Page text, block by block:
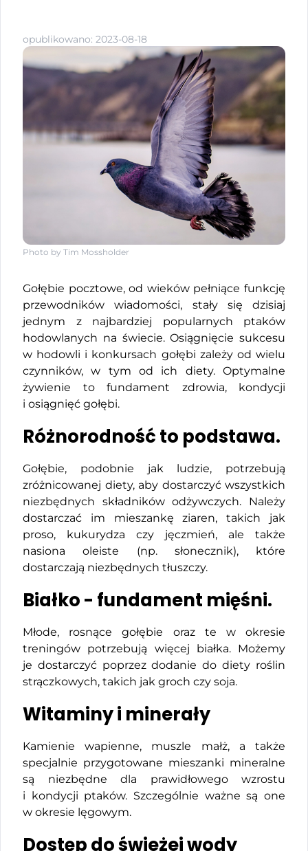
opublikowano: 2023-08-18
Photo by Tim Mossholder
Gołębie pocztowe, od wieków pełniące funkcję
przewodników wiadomości, stały się dzisiaj
jednym z najbardziej popularnych ptaków
hodowlanych na świecie. Osiągnięcie sukcesu
w hodowli i konkursach gołębi zależy od wielu
czynników, w tym od ich diety. Optymalne
żywienie to fundament zdrowia, kondycji
i osiągnięć gołębi.
Różnorodność to podstawa.
Gołębie, podobnie jak ludzie, potrzebują
zróżnicowanej diety, aby dostarczyć wszystkich
niezbędnych składników odżywczych. Należy
dostarczać im mieszankę ziaren, takich jak
proso, kukurydza czy jęczmień, ale także
nasiona oleiste (np. słonecznik), które
dostarczają niezbędnych tłuszczy.
Białko - fundament mięśni.
Młode, rosnące gołębie oraz te w okresie
treningów potrzebują więcej białka. Możemy
je dostarczyć poprzez dodanie do diety roślin
strączkowych, takich jak groch czy soja.
Witaminy i minerały
Kamienie wapienne, muszle małż, a także
specjalnie przygotowane mieszanki mineralne
są niezbędne dla prawidłowego wzrostu
i kondycji ptaków. Szczególnie ważne są one
w okresie lęgowym.
Dostęp do świeżej wody